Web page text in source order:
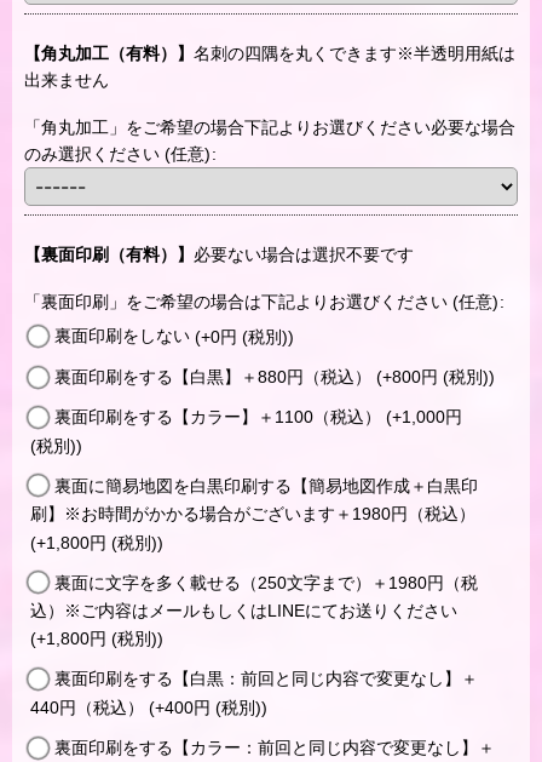
【角丸加工（有料）】 名刺の四隅を丸くできます※半透明用紙は
出来ません
「角丸加工」をご希望の場合下記よりお選びください必要な場合
のみ選択ください (任意):
【裏面印刷（有料）】 必要ない場合は選択不要です
「裏面印刷」をご希望の場合は下記よりお選びください (任意):
裏面印刷をしない (+0円 (税別))
裏面印刷をする【白黒】＋880円（税込） (+800円 (税別))
裏面印刷をする【カラー】＋1100（税込） (+1,000円
(税別))
裏面に簡易地図を白黒印刷する【簡易地図作成＋白黒印
刷】※お時間がかかる場合がございます＋1980円（税込）
(+1,800円 (税別))
裏面に文字を多く載せる（250文字まで）＋1980円（税
込）※ご内容はメールもしくはLINEにてお送りください
(+1,800円 (税別))
裏面印刷をする【白黒：前回と同じ内容で変更なし】＋
440円（税込） (+400円 (税別))
裏面印刷をする【カラー：前回と同じ内容で変更なし】＋